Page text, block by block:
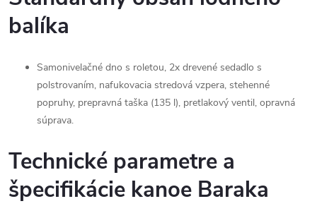
balíka
Samonivelačné dno s roletou, 2x drevené sedadlo s
polstrovaním, nafukovacia stredová vzpera, stehenné
popruhy, prepravná taška (135 l), pretlakový ventil, opravná
súprava.
Technické parametre a
špecifikácie kanoe Baraka